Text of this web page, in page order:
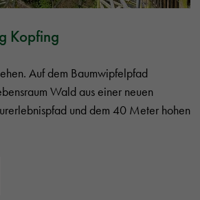
Kopfing
Auf dem Baumwipfelpfad
Wald aus einer neuen
und dem 40 Meter hohen